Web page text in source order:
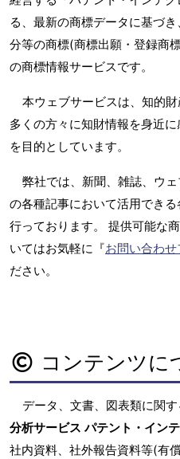
る、最新の商標データに基づ
分等の商標(商標出願・登録商
の商標情報サービスです。
本ウェブサービスは、知的財
多くの方々に知財情報を身近
を目的としています。
弊社では、新聞、雑誌、ウ
の各種記事において活用でき
行っております。 提供可能な
いてはお気軽に『お問い合わせ
ださい。
コンテンツに
データ、文書、図表類に関
分析サービス パテント・イン
社内資料、社外報告資料等(有